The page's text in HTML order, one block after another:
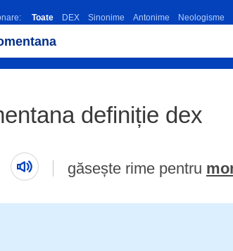
Toate DEX Sinonime Antonime Neologisme
definiție dex
găsește rime pentru